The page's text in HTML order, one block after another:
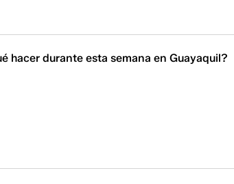
hacer durante esta semana en Guayaquil?